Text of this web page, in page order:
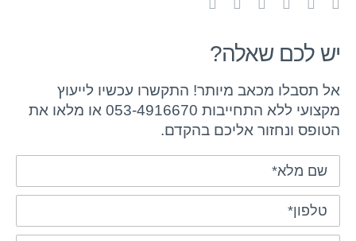
יש לכם שאלה?
אל תסבלו מכאב מיותר! התקשרו עכשיו לייעוץ
מקצועי ללא התחייבות 053-4916670 או מלאו את
הטופס ונחזור אליכם בהקדם.